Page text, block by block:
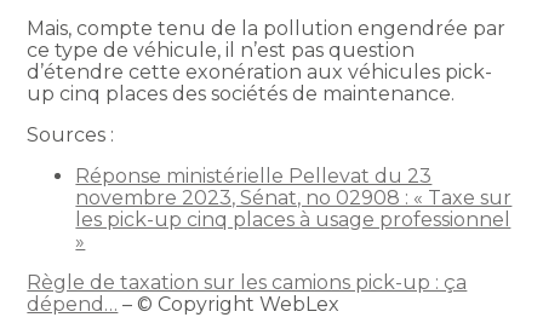
Mais, compte tenu de la pollution engendrée par
ce type de véhicule, il n’est pas question
d’étendre cette exonération aux véhicules pick-
up cinq places des sociétés de maintenance.
Sources :
Réponse ministérielle Pellevat du 23
novembre 2023, Sénat, no 02908 : « Taxe sur
les pick-up cinq places à usage professionnel
»
Règle de taxation sur les camions pick-up : ça
dépend… – © Copyright WebLex